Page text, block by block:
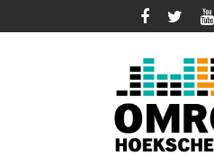
naar